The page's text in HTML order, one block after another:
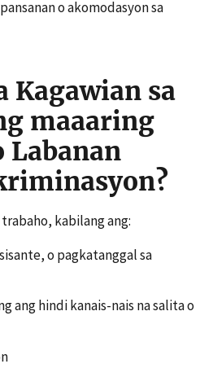
o akomodasyon sa
Kagawian sa
maaaring
Labanan
kabilang ang:
o pagkatanggal sa
ang hindi kanais-nais na salita o